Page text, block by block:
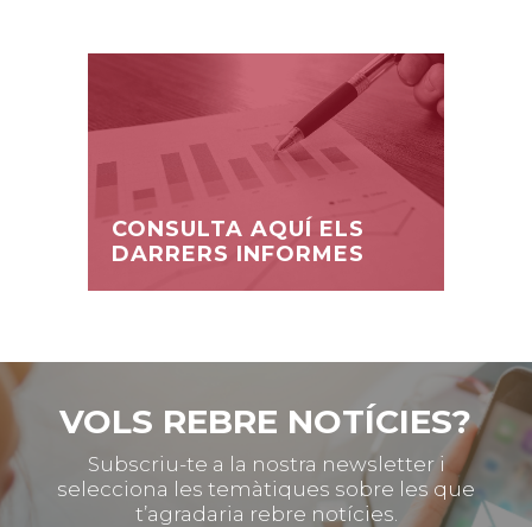
CONSULTA AQUÍ ELS
DARRERS INFORMES
VOLS REBRE NOTÍCIES?
Subscriu-te a la nostra newsletter i
selecciona les temàtiques sobre les que
t’agradaria rebre notícies.